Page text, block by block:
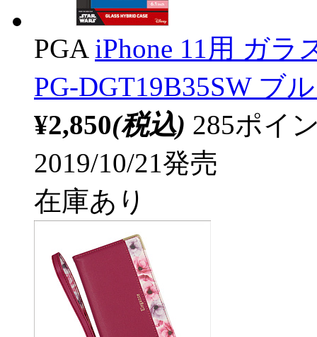
PGA iPhone 11用 ガ
PG-DGT19B35SW ブ
¥2,850(税込) 285ポイ
2019/10/21発売
在庫あり